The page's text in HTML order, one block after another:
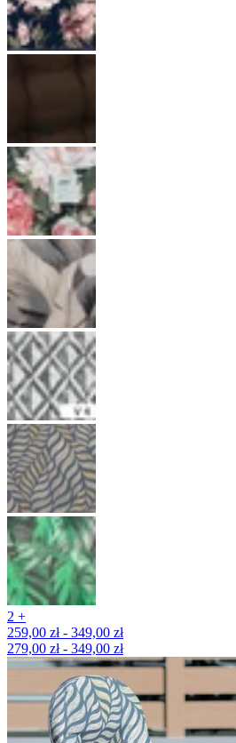
2 +
259,00 zł - 349,00 zł
279,00 zł - 349,00 zł